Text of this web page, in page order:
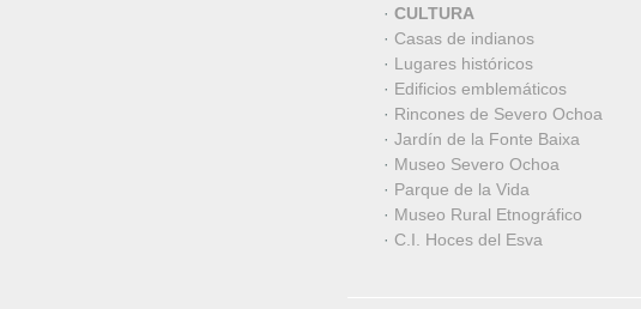
· CULTURA
· Casas de indianos
· Lugares históricos
· Edificios emblemáticos
· Rincones de Severo Ochoa
· Jardín de la Fonte Baixa
· Museo Severo Ochoa
· Parque de la Vida
· Museo Rural Etnográfico
· C.I. Hoces del Esva